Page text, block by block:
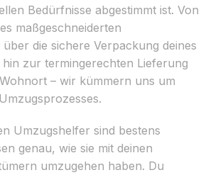
Bedürfnisse abgestimmt ist. Von
maßgeschneiderten
die sichere Verpackung deines
zur termingerechten Lieferung
– wir kümmern uns um
Umzugshelfer sind bestens
genau, wie sie mit deinen
umzugehen haben. Du